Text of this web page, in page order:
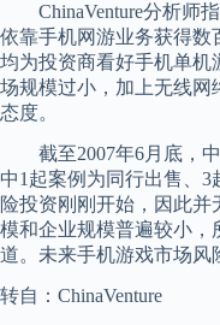
ChinaVenture分析师指
依靠手机网游业务获得数
均为投资商看好手机单机
场规模过小，加上无线网
态度。
截至2007年6月底，中
中1起案例为同行出售、
险投资刚刚开始，因此
模和企业规模普遍较小，
道。未来手机游戏市场风
转自：ChinaVenture